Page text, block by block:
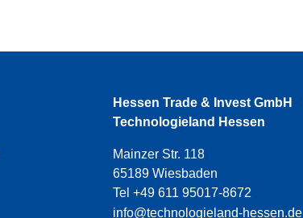
Hessen Trade & Invest GmbH
Technologieland Hessen
Mainzer Str. 118
65189 Wiesbaden
Tel +49 611 95017-8672
info@technologieland-hessen.de